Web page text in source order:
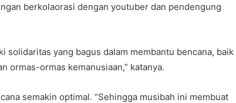
berkolaorasi dengan youtuber dan pendengung
solidaritas yang bagus dalam membantu bencana, baik
ormas-ormas kemanusiaan,” katanya.
semakin optimal. “Sehingga musibah ini membuat